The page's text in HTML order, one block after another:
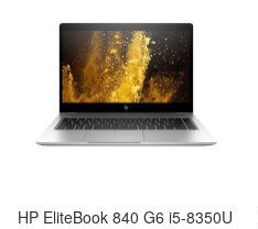
HP EliteBook 840 G6 i5-8350U